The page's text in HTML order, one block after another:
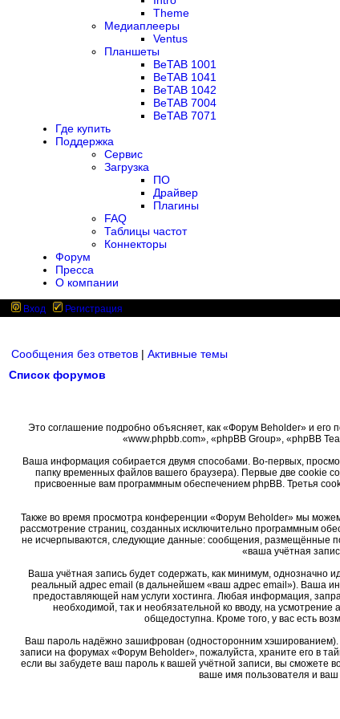
Theme
Медиаплееры
Ventus
Планшеты
BeTAB 1001
BeTAB 1041
BeTAB 1042
BeTAB 7004
BeTAB 7071
Где купить
Поддержка
Сервис
Загрузка
ПО
Драйвер
Плагины
FAQ
Таблицы частот
Коннекторы
Форум
Пресса
О компании
Вход Регистрация
Сообщения без ответов | Активные темы
Список форумов
Это соглашение подробно объясняет, как «Форум Beholder» и
«www.phpbb.com», «phpBB Group», «phpBB
Ваша информация собирается двумя способами. Во-первых,
папку временных файлов вашего браузера). Первые две cookie
присвоенные вам программным обеспечением phpBB. Третья
Также во время просмотра конференции «Форум Beholder» мы
рассмотрение страниц, созданных исключительно программным
не исчерпываются, следующие данные: сообщения, размещённые
«ваша учётная
Ваша учётная запись будет содержать, как минимум,
реальный адрес email (в дальнейшем «ваш адрес email»). Ваша
предоставляющей нам услуги хостинга. Любая информация,
необходимой, так и необязательной ко вводу, на
общедоступна. Кроме того, у вас есть
Ваш пароль надёжно зашифрован (односторонним хэшированием).
записи на форумах «Форум Beholder», пожалуйста, храните его в
если вы забудете ваш пароль к вашей учётной записи, вы сможете
ваше имя пользователя и ваш